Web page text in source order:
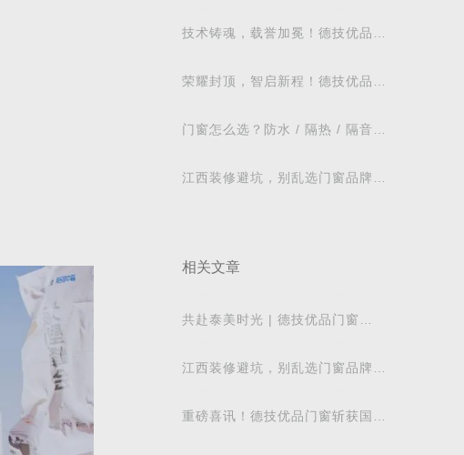
技术铸魂，载誉加冕！德技优品门
荣耀封顶，智启新程！德技优品门
标杆
门窗怎么选？防水 / 隔热 / 隔音需
业
江西装修避坑，别乱选门窗品牌，
相关文章
共赴泰美时光 | 德技优品门窗
江西装修避坑，别乱选门窗品牌，
重磅喜讯！德技优品门窗斩获国际